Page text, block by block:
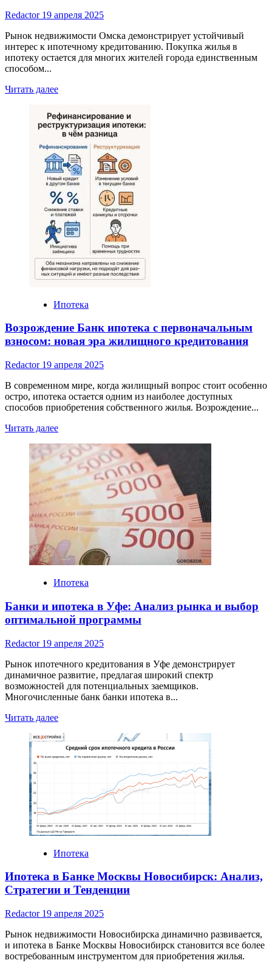
Обзор
банков
и
программ
Redactor 19 апреля 2025
Рынок недвижимости Омска демонстрирует устойчивый
интерес к ипотечному кредитованию. Покупка жилья в
ипотеку остается для многих жителей города единственным
способом...
Читать далееRead
about
Омск
ипотека
все
банки
Ипотека
Возрождение Банк ипотека с первоначальным
взносом: новая эра жилищного кредитования
Redactor 19 апреля 2025
В современном мире, когда жилищный вопрос стоит особенно
остро, ипотека остается одним из наиболее доступных
способов приобретения собственного жилья. Возрождение...
Читать далееRead
about
Возрождение
Банк
ипотека
с
первоначальным
взносом:
новая
жилищного
кредитования
Ипотека
Банки и ипотека в Уфе: Анализ рынка и выбор
оптимальной программы
Redactor 19 апреля 2025
Рынок ипотечного кредитования в Уфе демонстрирует
динамичное развитие‚ предлагая широкий спектр
возможностей для потенциальных заемщиков.
Многочисленные банк банки ипотека в...
Читать далееRead
about
Банки
и
Анализ
рынка
и
выбор
оптимальной
программы
Ипотека
Ипотека в Банке Москвы Новосибирск: Анализ,
Стратегии и Тенденции
Redactor 19 апреля 2025
Рынок недвижимости Новосибирска динамично развивается,
и ипотека в Банке Москвы Новосибирск становится все более
востребованным инструментом для приобретения жилья.